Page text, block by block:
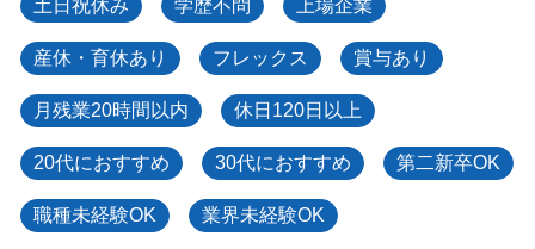
土日祝休み 学歴不問 上場企業
産休・育休あり フレックス 賞与あり
月残業20時間以内 休日120日以上
20代におすすめ 30代におすすめ 第二新卒OK
職種未経験OK 業界未経験OK